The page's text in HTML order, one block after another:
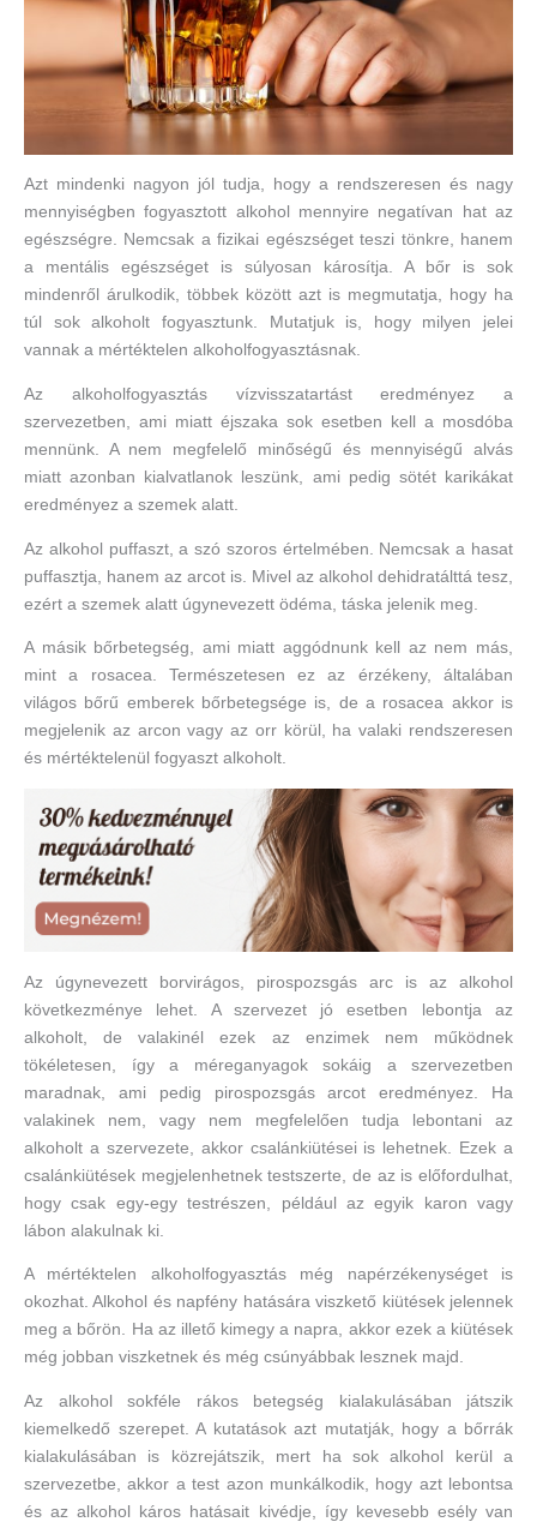
Azt mindenki nagyon jól tudja, hogy a rendszeresen és nagy
mennyiségben fogyasztott alkohol mennyire negatívan hat az
egészségre. Nemcsak a fizikai egészséget teszi tönkre, hanem
a mentális egészséget is súlyosan károsítja. A bőr is sok
mindenről árulkodik, többek között azt is megmutatja, hogy ha
túl sok alkoholt fogyasztunk. Mutatjuk is, hogy milyen jelei
vannak a mértéktelen alkoholfogyasztásnak.
Az alkoholfogyasztás vízvisszatartást eredményez a
szervezetben, ami miatt éjszaka sok esetben kell a mosdóba
mennünk. A nem megfelelő minőségű és mennyiségű alvás
miatt azonban kialvatlanok leszünk, ami pedig sötét karikákat
eredményez a szemek alatt.
Az alkohol puffaszt, a szó szoros értelmében. Nemcsak a hasat
puffasztja, hanem az arcot is. Mivel az alkohol dehidratálttá tesz,
ezért a szemek alatt úgynevezett ödéma, táska jelenik meg.
A másik bőrbetegség, ami miatt aggódnunk kell az nem más,
mint a rosacea. Természetesen ez az érzékeny, általában
világos bőrű emberek bőrbetegsége is, de a rosacea akkor is
megjelenik az arcon vagy az orr körül, ha valaki rendszeresen
és mértéktelenül fogyaszt alkoholt.
Az úgynevezett borvirágos, pirospozsgás arc is az alkohol
következménye lehet. A szervezet jó esetben lebontja az
alkoholt, de valakinél ezek az enzimek nem működnek
tökéletesen, így a méreganyagok sokáig a szervezetben
maradnak, ami pedig pirospozsgás arcot eredményez. Ha
valakinek nem, vagy nem megfelelően tudja lebontani az
alkoholt a szervezete, akkor csalánkiütései is lehetnek. Ezek a
csalánkiütések megjelenhetnek testszerte, de az is előfordulhat,
hogy csak egy-egy testrészen, például az egyik karon vagy
lábon alakulnak ki.
A mértéktelen alkoholfogyasztás még napérzékenységet is
okozhat. Alkohol és napfény hatására viszkető kiütések jelennek
meg a bőrön. Ha az illető kimegy a napra, akkor ezek a kiütések
még jobban viszketnek és még csúnyábbak lesznek majd.
Az alkohol sokféle rákos betegség kialakulásában játszik
kiemelkedő szerepet. A kutatások azt mutatják, hogy a bőrrák
kialakulásában is közrejátszik, mert ha sok alkohol kerül a
szervezetbe, akkor a test azon munkálkodik, hogy azt lebontsa
és az alkohol káros hatásait kivédje, így kevesebb esély van